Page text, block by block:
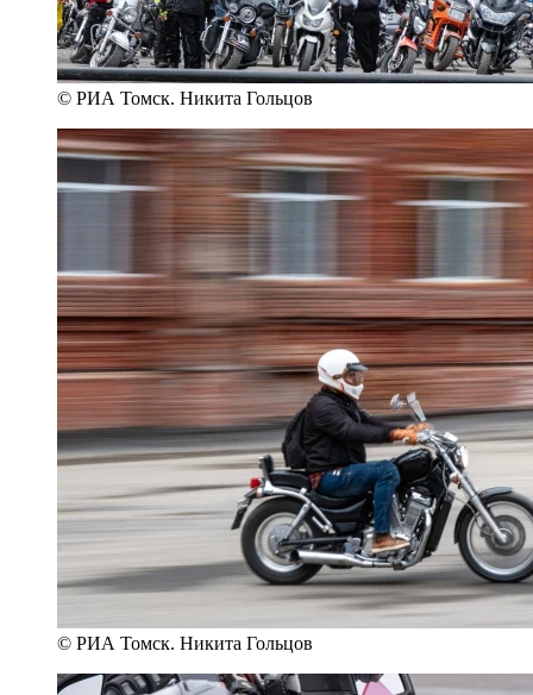
© РИА Томск. Никита Гольцов
© РИА Томск. Никита Гольцов